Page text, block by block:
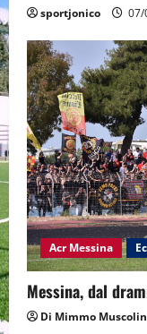
sportjonico 07/
Acr Messina
Messina, dal
Di Mimmo